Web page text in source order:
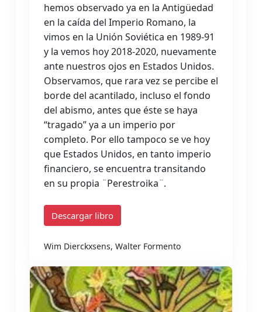
hemos observado ya en la Antigüedad
en la caída del Imperio Romano, la
vimos en la Unión Soviética en 1989-91
y la vemos hoy 2018-2020, nuevamente
ante nuestros ojos en Estados Unidos.
Observamos, que rara vez se percibe el
borde del acantilado, incluso el fondo
del abismo, antes que éste se haya
“tragado” ya a un imperio por
completo. Por ello tampoco se ve hoy
que Estados Unidos, en tanto imperio
financiero, se encuentra transitando
en su propia ¨Perestroika¨.
Descargar libro
Wim Dierckxsens, Walter Formento